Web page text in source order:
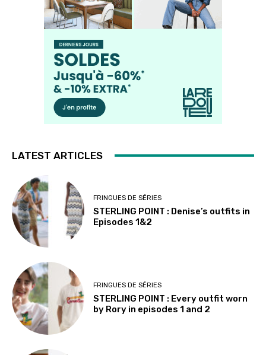
LATEST ARTICLES
FRINGUES DE SÉRIES
STERLING POINT : Denise’s outfits in
Episodes 1&2
FRINGUES DE SÉRIES
STERLING POINT : Every outfit worn
by Rory in episodes 1 and 2